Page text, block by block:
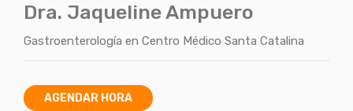
Dra. Jaqueline Ampuero
Gastroenterología en Centro Médico Santa Catalina
AGENDAR HORA